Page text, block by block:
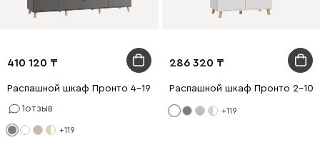
410 120
Распашной шкаф Пронто 4-190x240 Графитовый
1отзыв
+119
286 320
Распашной шкаф Пронто 2-
+119